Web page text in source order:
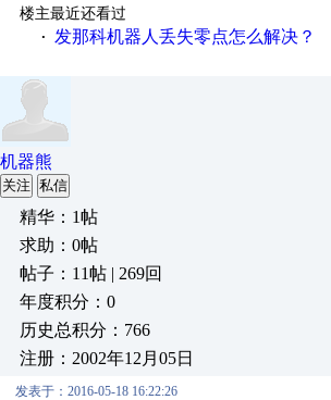
楼主最近还看过
·
发那科机器人丢失零点怎么解决？
机器熊
关注 私信
精华：1帖
求助：0帖
帖子：11帖 | 269回
年度积分：0
历史总积分：766
注册：2002年12月05日
发表于：2016-05-18 16:22:26